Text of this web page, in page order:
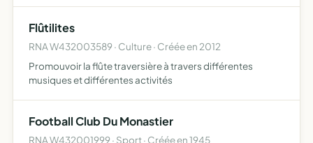
Flûtilites
RNA W432003589 · Culture · Créée en 2012
Promouvoir la flûte traversière à travers différentes
musiques et différentes activités
Football Club Du Monastier
RNA W432001999 · Sport · Créée en 1945